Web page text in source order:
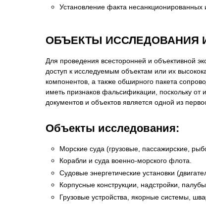
Установление факта
ОБЪЕКТЫ ИССЛЕДОВАНИЯ
Для проведения всесторонней и объективной
доступ к исследуемым объектам или их
компонентов, а также обширного пакета
иметь признаков фальсификации, поскольку от
документов и объектов является одной из
Объекты исследования:
Морские суда (грузовые, пассажирские,
Корабли и суда военно-морского флота.
Судовые энергетические установки
Корпусные конструкции, надстройки,
Грузовые устройства, якорные системы,